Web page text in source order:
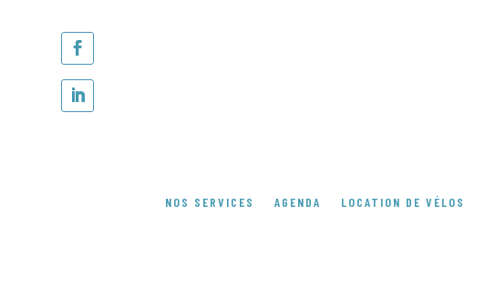
NOS SERVICES AGENDA LOCATION DE VÉLOS